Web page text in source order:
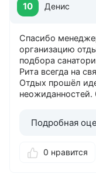
10 Денис
Спасибо
организацию
подбора
Рита всегда на
Отдых прошёл
Подробная
0 нравится